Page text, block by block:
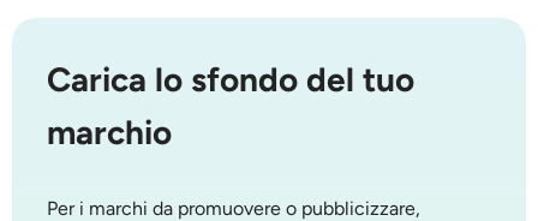
Carica lo sfondo del tuo
marchio
Per i marchi da promuovere o pubblicizzare,